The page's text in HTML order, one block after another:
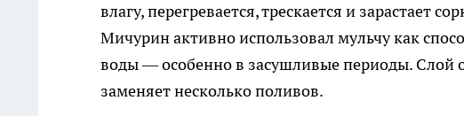
влагу, перегревается, трескается и зарастает
Мичурин активно использовал мульчу как
воды — особенно в засушливые периоды. Слой
заменяет несколько поливов.